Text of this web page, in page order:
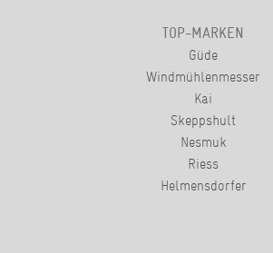
TOP-MARKEN
Güde
Windmühlenmesser
Kai
Skeppshult
Nesmuk
Riess
Helmensdorfer